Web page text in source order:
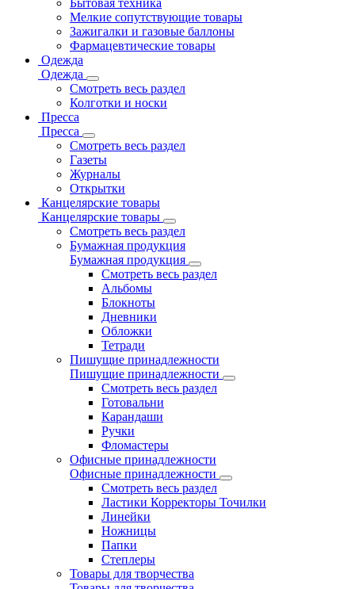
Бытовая техника
Мелкие сопутствующие товары
Зажигалки и газовые баллоны
Фармацевтические товары
Одежда
Одежда
Смотреть весь раздел
Колготки и носки
Пресса
Пресса
Смотреть весь раздел
Газеты
Журналы
Открытки
Канцелярские товары
Канцелярские товары
Смотреть весь раздел
Бумажная продукция
Бумажная продукция
Смотреть весь раздел
Альбомы
Блокноты
Дневники
Обложки
Тетради
Пишущие принадлежности
Пишущие принадлежности
Смотреть весь раздел
Готовальни
Карандаши
Ручки
Фломастеры
Офисные принадлежности
Офисные принадлежности
Смотреть весь раздел
Ластики Корректоры Точилки
Линейки
Ножницы
Папки
Степлеры
Товары для творчества